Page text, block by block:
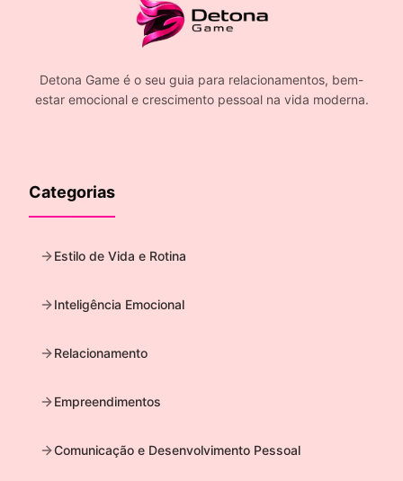
Detona Game é o seu guia para relacionamentos, bem-
estar emocional e crescimento pessoal na vida moderna.
Categorias
Estilo de Vida e Rotina
Inteligência Emocional
Relacionamento
Empreendimentos
Comunicação e Desenvolvimento Pessoal